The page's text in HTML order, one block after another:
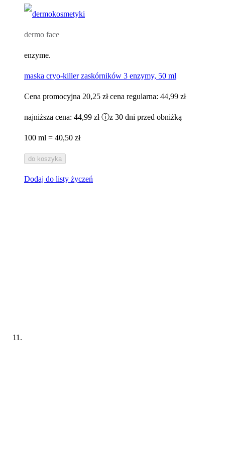
dermo face
enzyme.
maska cryo-killer zaskórników 3 enzymy, 50 ml
Cena promocyjna 20,25 zł cena regularna: 44,99 zł
najniższa cena: 44,99 zł ⓘz 30 dni przed obniżką
100 ml = 40,50 zł
do koszyka
Dodaj do listy życzeń